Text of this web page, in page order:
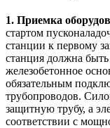
1. Приемка
стартом
станции к первому
станция должна быть
железобетонное
обязательным
трубопроводов.
защитную трубу, а
соответствии с